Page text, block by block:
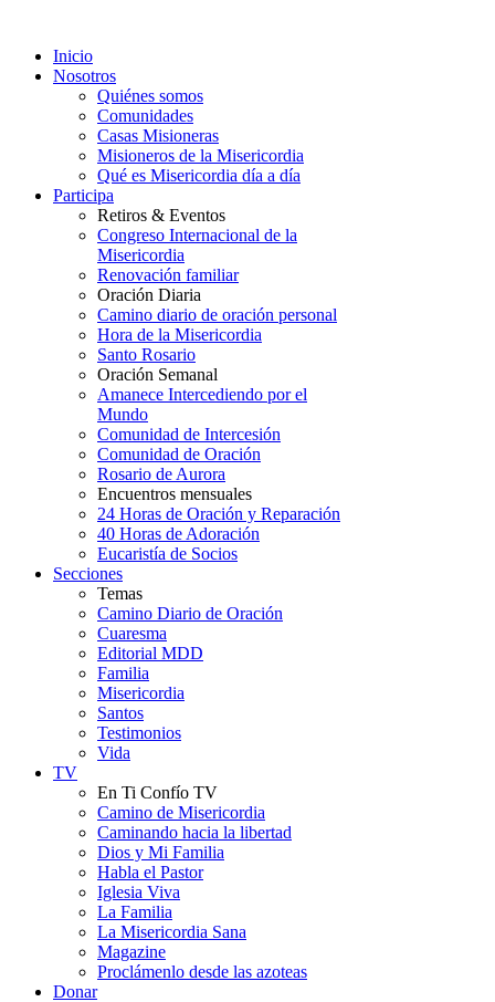
Inicio
Nosotros
Quiénes somos
Comunidades
Casas Misioneras
Misioneros de la Misericordia
Qué es Misericordia día a día
Participa
Retiros & Eventos
Congreso Internacional de la
Misericordia
Renovación familiar
Oración Diaria
Camino diario de oración personal
Hora de la Misericordia
Santo Rosario
Oración Semanal
Amanece Intercediendo por el
Mundo
Comunidad de Intercesión
Comunidad de Oración
Rosario de Aurora
Encuentros mensuales
24 Horas de Oración y Reparación
40 Horas de Adoración
Eucaristía de Socios
Secciones
Temas
Camino Diario de Oración
Cuaresma
Editorial MDD
Familia
Misericordia
Santos
Testimonios
Vida
TV
En Ti Confío TV
Camino de Misericordia
Caminando hacia la libertad
Dios y Mi Familia
Habla el Pastor
Iglesia Viva
La Familia
La Misericordia Sana
Magazine
Proclámenlo desde las azoteas
Donar